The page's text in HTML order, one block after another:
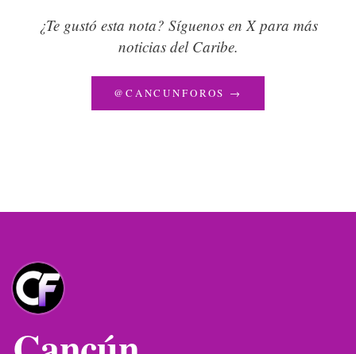
¿Te gustó esta nota? Síguenos en X para más
noticias del Caribe.
@CANCUNFOROS →